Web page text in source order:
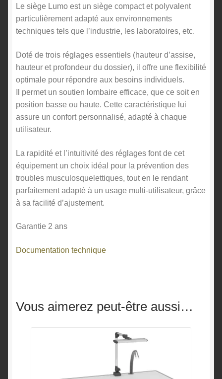
Le siège Lumo est un siège compact et polyvalent
particulièrement adapté aux environnements
techniques tels que l’industrie, les laboratoires, etc.
Doté de trois réglages essentiels (hauteur d’assise,
hauteur et profondeur du dossier), il offre une flexibilité
optimale pour répondre aux besoins individuels.
Il permet un soutien lombaire efficace, que ce soit en
position basse ou haute. Cette caractéristique lui
assure un confort personnalisé, adapté à chaque
utilisateur.
La rapidité et l’intuitivité des réglages font de cet
équipement un choix idéal pour la prévention des
troubles musculosquelettiques, tout en le rendant
parfaitement adapté à un usage multi-utilisateur, grâce
à sa facilité d’ajustement.
Garantie 2 ans
Documentation technique
Vous aimerez peut-être aussi…